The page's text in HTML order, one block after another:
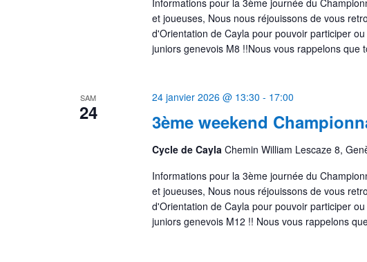
et joueuses, Nous nous réjouissons de vous
d'Orientation de Cayla pour pouvoir participer
juniors genevois M8 !!Nous vous rappelons
SAM
24 3ème weekend
24 janvier 2026 @ 13:30 - 17:00
Cycle de Cayla Chemin William Lescaze 8,
Informations pour la 3ème journée du
et joueuses, Nous nous réjouissons de vous
d'Orientation de Cayla pour pouvoir participer
juniors genevois M12 !! Nous vous rappelons